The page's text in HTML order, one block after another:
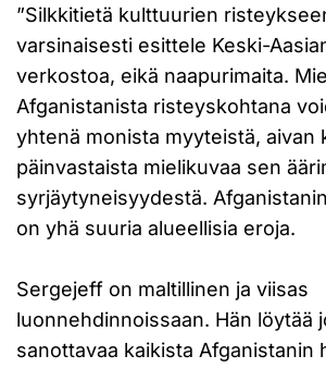
”Silkkitietä kulttuurien
varsinaisesti esittele Keski-
verkostoa, eikä naapurimaita.
Afganistanista risteyskohtana
yhtenä monista myyteistä, aivan
päinvastaista mielikuvaa sen
syrjäytyneisyydestä.
on yhä suuria alueellisia eroja.
Sergejeff on maltillinen ja viisas
luonnehdinnoissaan. Hän löytää
sanottavaa kaikista Afganistanin